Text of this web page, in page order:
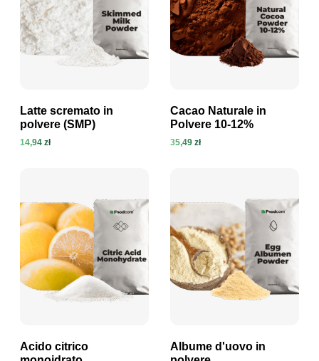
Visualizza prodotto
Latte scremato in
polvere (SMP)
14,94 zł Visualizza prodotto
Cacao Naturale in
Polvere 10-12%
35,49 zł
Acido citrico
Albume d'uovo in